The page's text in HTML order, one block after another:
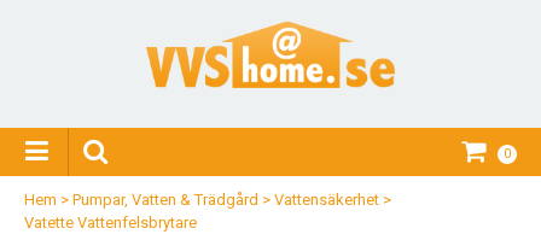
0
Hem > Pumpar, Vatten & Trädgård > Vattensäkerhet >
Vatette Vattenfelsbrytare